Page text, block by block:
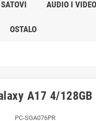
AUDIO I
OSTALO
A17 4/
PC-SGA076PR